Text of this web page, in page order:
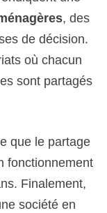
, des
de décision.
où chacun
sont partagés
que le partage
fonctionnement
Finalement,
société en